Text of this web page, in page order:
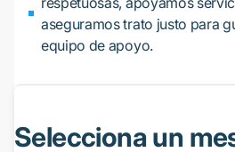
aseguramos trato justo para
equipo de apoyo.
Selecciona un